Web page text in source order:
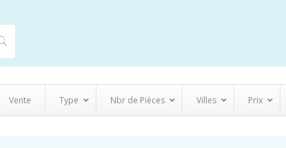
Vente Type Nbr de Pièces Villes Prix